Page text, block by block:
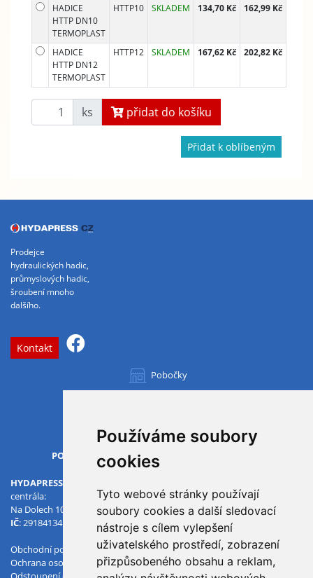
Používáme soubory
cookies
Tyto webové stránky používají
soubory cookies a další sledovací
nástroje s cílem vylepšení
uživatelského prostředí, zobrazení
přizpůsobeného obsahu a reklam,
HADICE
HTTP DN10
TERMOPLAST
HTTP10 SKLADEM 134,70 Kč 162,99 Kč
HADICE
HTTP DN12
TERMOPLAST
HTTP12 SKLADEM 167,62 Kč 202,82 Kč
ks přidat do košíku
Přidat k oblíbeným
Prodejce
hydraulických hadic,
průmyslových hadic,
šroubení mnoho
dalšího.
Kontakt
Pobočky
OTVÍRACÍ DOBA
PO-PÁ
HYDAPRESS CZ s.r.o.
centrála:
Na Dolech 109 586 01 Jihlava
IČ: 29184134 : CZ29184134
Obchodní podmínky
Ochrana osobních údajů